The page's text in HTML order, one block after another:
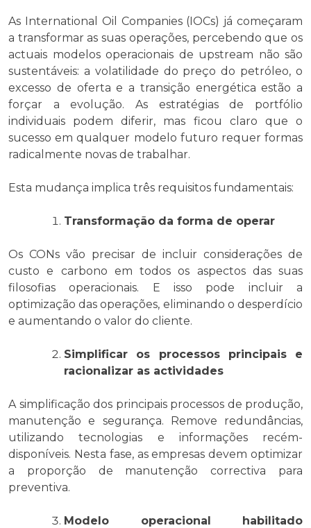
As International Oil Companies (IOCs) já começaram
a transformar as suas operações, percebendo que os
actuais modelos operacionais de upstream não são
sustentáveis: a volatilidade do preço do petróleo, o
excesso de oferta e a transição energética estão a
forçar a evolução. As estratégias de portfólio
individuais podem diferir, mas ficou claro que o
sucesso em qualquer modelo futuro requer formas
radicalmente novas de trabalhar.
Esta mudança implica três requisitos fundamentais:
Transformação da forma de operar
Os CONs vão precisar de incluir considerações de
custo e carbono em todos os aspectos das suas
filosofias operacionais. E isso pode incluir a
optimização das operações, eliminando o desperdício
e aumentando o valor do cliente.
Simplificar os processos principais e
racionalizar as actividades
A simplificação dos principais processos de produção,
manutenção e segurança. Remove redundâncias,
utilizando tecnologias e informações recém-
disponíveis. Nesta fase, as empresas devem optimizar
a proporção de manutenção correctiva para
preventiva.
Modelo operacional habilitado